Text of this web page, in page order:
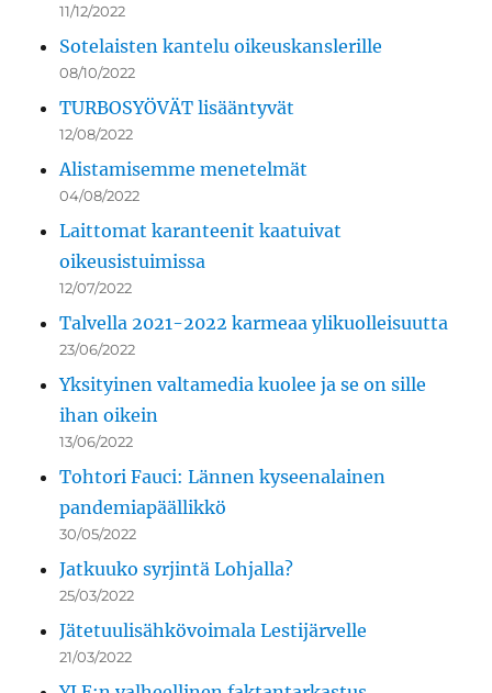
11/12/2022
Sotelaisten kantelu oikeuskanslerille
08/10/2022
TURBOSYÖVÄT lisääntyvät
12/08/2022
Alistamisemme menetelmät
04/08/2022
Laittomat karanteenit kaatuivat
oikeusistuimissa
12/07/2022
Talvella 2021-2022 karmeaa ylikuolleisuutta
23/06/2022
Yksityinen valtamedia kuolee ja se on sille
ihan oikein
13/06/2022
Tohtori Fauci: Lännen kyseenalainen
pandemiapäällikkö
30/05/2022
Jatkuuko syrjintä Lohjalla?
25/03/2022
Jätetuulisähkövoimala Lestijärvelle
21/03/2022